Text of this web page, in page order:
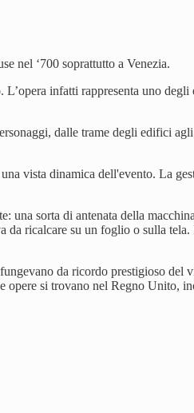
nel ‘700 soprattutto a Venezia.
infatti rappresenta uno
dalle trame degli edifici
vista dinamica dell'evento. La
una sorta di antenata della
ricalcare su un foglio o sulla
da ricordo prestigioso
opere si trovano nel Regno Unito,